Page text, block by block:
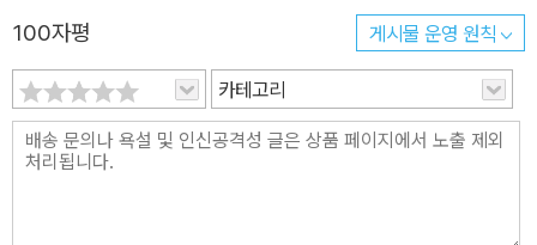
100자평 게시물 운영 원칙
카테고리